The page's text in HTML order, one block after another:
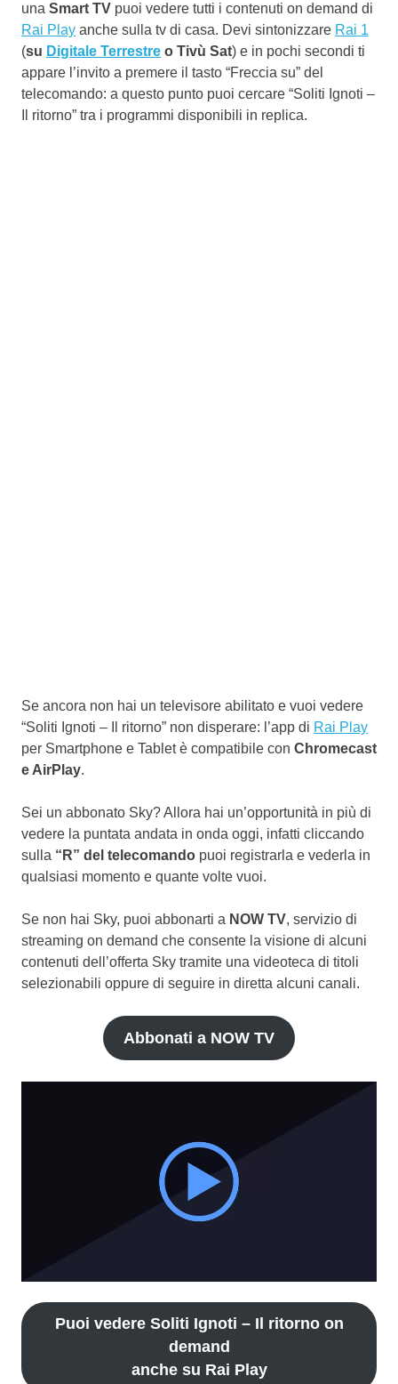
una Smart TV puoi vedere tutti i contenuti on demand di
Rai Play anche sulla tv di casa. Devi sintonizzare Rai 1
(su Digitale Terrestre o Tivù Sat) e in pochi secondi ti
appare l’invito a premere il tasto “Freccia su” del
telecomando: a questo punto puoi cercare “Soliti Ignoti –
Il ritorno” tra i programmi disponibili in replica.
Se ancora non hai un televisore abilitato e vuoi vedere
“Soliti Ignoti – Il ritorno” non disperare: l’app di Rai Play
per Smartphone e Tablet è compatibile con Chromecast
e AirPlay.
Sei un abbonato Sky? Allora hai un’opportunità in più di
vedere la puntata andata in onda oggi, infatti cliccando
sulla “R” del telecomando puoi registrarla e vederla in
qualsiasi momento e quante volte vuoi.
Se non hai Sky, puoi abbonarti a NOW TV, servizio di
streaming on demand che consente la visione di alcuni
contenuti dell’offerta Sky tramite una videoteca di titoli
selezionabili oppure di seguire in diretta alcuni canali.
Abbonati a NOW TV
Puoi vedere Soliti Ignoti – Il ritorno on
demand
anche su Rai Play